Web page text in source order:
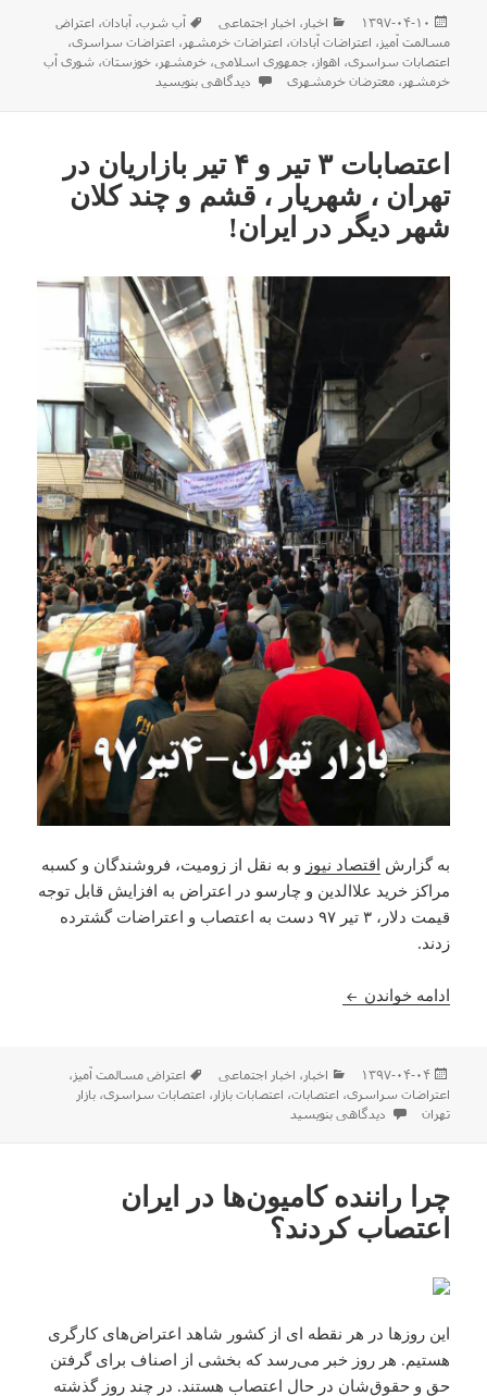
ارسال
شده
در
۱۳۹۷-۰۴-۱۰ دسته‌ها
اخبار ، اخبار اجتماعی برچسب‌ها
آب شرب، آبادان، اعتراض
مسالمت آمیز ، اعتراضات آبادان، اعتراضات خرمشهر ، اعتراضات سراسری،
اعتصابات سراسری، اهواز ،جمهوری اسلامی،خرمشهر ،خوزستان، شوری آب
خرمشهر ،معترضان خرمشهری برای اعتراضات مردم خوزستان و بوشهر (
دیدگاهی بنویسید
اعتصابات ۳ تیر و ۴ تیر بازاریان در
تهران ،‌ شهریار ، قشم و چند کلان
شهر دیگر در ایران!
به گزارش اقتصاد نیوز و به نقل از زومیت، فروشندگان و کسبه‌
مراکز خرید علاالدین و چارسو در اعتراض به افزایش قابل توجه
قیمت دلار، ۳ تیر ۹۷ دست به اعتصاب و اعتراضات گشترده
زدند.
ادامه خواندن اعتصابات ۳ تیر و ۴ تیر بازاریان در تهران ،‌ شهریار ، قشم و چند کلان شهر دیگر در ایران!
ارسال
شده
در
۱۳۹۷-۰۴-۰۴ دسته‌ها
اخبار ، اخبار اجتماعی برچسب‌ها
اعتراض مسالمت آمیز ،
اعتراضات سراسری، اعتصابات، اعتصابات بازار ، اعتصابات سراسری،بازار
تهران
برای اعتصابات ۳ تیر و ۴ تیر بازاریان در تهران ،‌ شهریار ، قشم و چند کلان شهر دیگر در ایران!
دیدگاهی بنویسید
چرا راننده کامیون‌ها در ایران
اعتصاب کردند؟
این روزها در هر نقطه ای از کشور شاهد اعتراض‌های کارگری
هستیم. هر روز خبر می‌رسد که بخشی از اصناف برای گرفتن
حق و حقوق‌شان در حال اعتصاب هستند. در چند روز گذشته